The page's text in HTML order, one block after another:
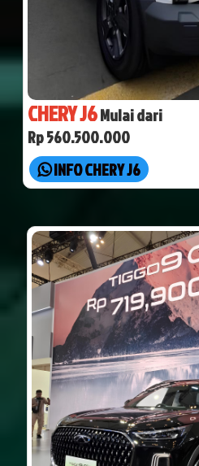
CHERY J6Mulai dari
Rp 560.500.000
INFO CHERY J6